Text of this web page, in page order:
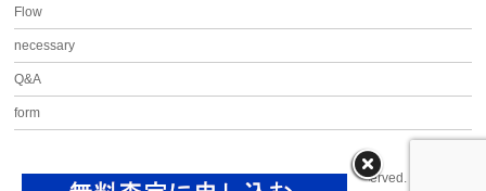
Flow
necessary
Q&A
form
Copyright ©神戸ベンツ買取専門店All Rights Reserved.